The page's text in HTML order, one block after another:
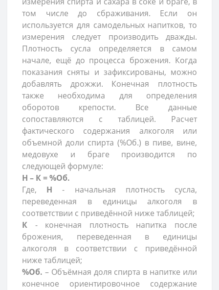
том числе до сбраживания. Если он
используется для самодельных напитков, то
измерения следует производить дважды.
Плотность сусла определяется в самом
начале, ещё до процесса брожения. Когда
показания сняты и зафиксированы, можно
добавлять дрожжи. Конечная плотность
также необходима для определения
оборотов крепости. Все данные
сопоставляются с таблицей. Расчет
фактического содержания алкоголя или
объемной доли спирта (%Об.) в пиве, вине,
медовухе и браге производится по
следующей формуле:
Н – К = %Об.
Где, Н - начальная плотность сусла,
переведенная в единицы алкоголя в
соответствии с приведённой ниже таблицей;
К - конечная плотность напитка после
брожения, переведенная в единицы
алкоголя в соответствии с приведённой
ниже таблицей;
%Об. – Объёмная доля спирта в напитке или
конечное ориентировочное содержание